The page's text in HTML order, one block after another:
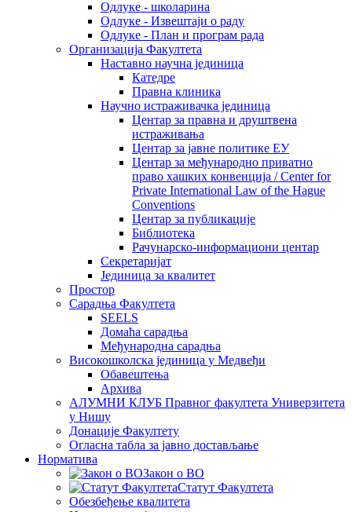
Одлуке - школарина
Одлуке - Извештаји о раду
Одлуке - План и програм рада
Организација Факултета
Наставно научна јединица
Катедре
Правна клиника
Научно истраживачка јединица
Центар за правна и друштвена
истраживања
Центар за јавне политике ЕУ
Центар за међународно приватно
право хашких конвенција / Center for
Private International Law of the Hague
Conventions
Центар за публикације
Библиотека
Рачунарско-информациони центар
Секретаријат
Јединица за квалитет
Простор
Сарадња Факултета
SEELS
Домаћа сарадња
Међународна сарадња
Високошколска јединица у Медвеђи
Обавештења
Архива
АЛУМНИ КЛУБ Правног факултета Универзитета
у Нишу
Донације Факултету
Огласна табла за јавно достављање
Норматива
Закон о ВО
Статут Факултета
Обезбеђење квалитета